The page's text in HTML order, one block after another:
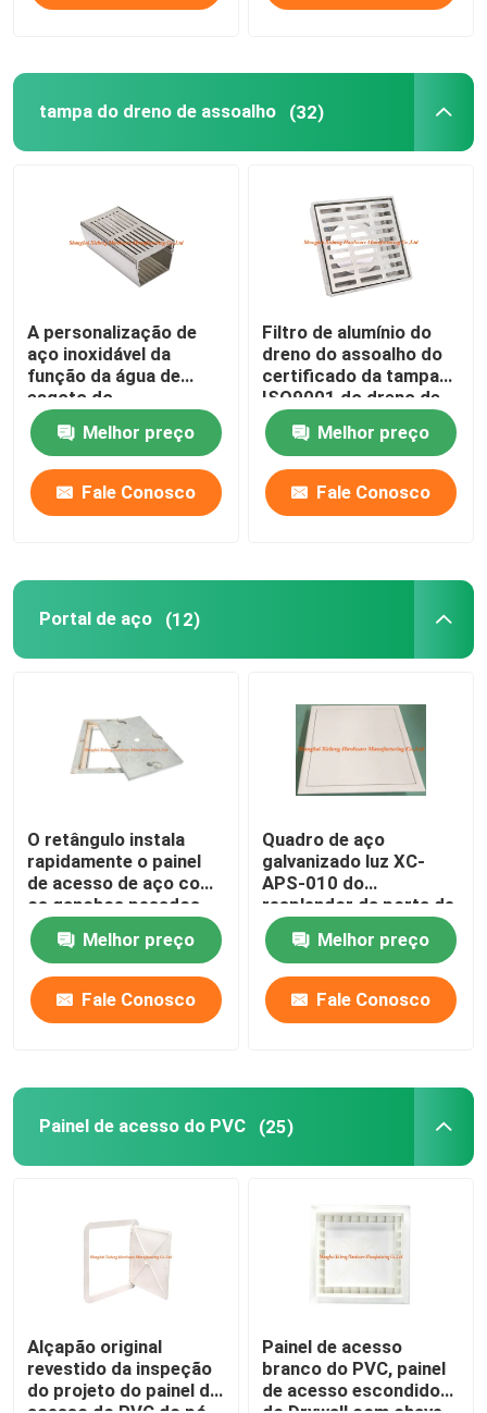
tampa do dreno de assoalho (32)
A personalização de
aço inoxidável da
função da água de
esgoto do
comprimento do dreno
de assoalho 0.5m
aceita
Melhor preço
Fale Conosco
Filtro de alumínio do
dreno do assoalho do
certificado da tampa
ISO9001 do dreno de
assoalho do quadrado
do metalMelhor preço
Fale Conosco
Portal de aço (12)
O retângulo instala
rapidamente o painel
de acesso de aço com
os ganchos pesados
do portal quatro
Melhor preço
Fale Conosco
Quadro de aço
galvanizado luz XC-
APS-010 do
resplendor da porta de
acesso do portal do
teto
Melhor preço
Fale Conosco
Painel de acesso do PVC (25)
Alçapão original
revestido da inspeção
do projeto do painel de
Painel de acesso
branco do PVC, painel
de acesso escondido